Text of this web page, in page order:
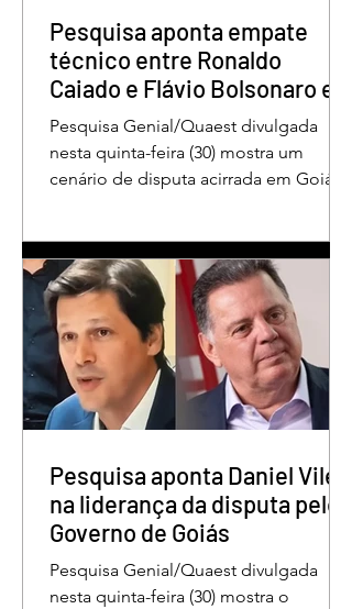
Pesquisa aponta empate
técnico entre Ronaldo
Caiado e Flávio Bolsonaro em
Goiás
Pesquisa Genial/Quaest divulgada
nesta quinta-feira (30) mostra um
cenário de disputa acirrada em Goiás
aparece com 33% das intenções de
voto no primeiro turno, seguido pelo
senador Flávio Bolsonaro (PL), com
27%. Considerando a margem de erro
de três pontos percentuais, os dois
estão em empate técnico. Na terceira
colocação está o presidente Luiz
intenções de voto. Os
Pesquisa aponta Daniel Vilela
na liderança da disputa pelo
Governo de Goiás
Pesquisa Genial/Quaest divulgada
nesta quinta-feira (30) mostra o